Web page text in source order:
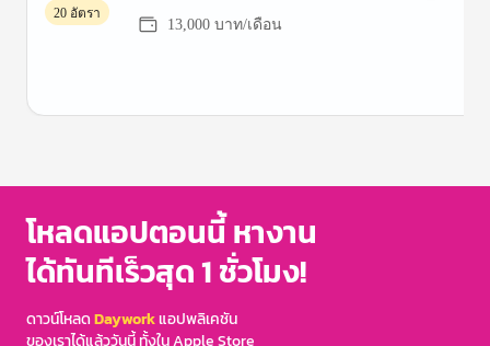
13,000 บาท/เดือน
20 อัตรา
of
โหลดแอปตอนนี้ หางาน
ได้ทันทีเร็วสุด 1 ชั่วโมง!
ดาวน์โหลดDayworkแอปพลิเคชัน
ของเราได้แล้ววันนี้ ทั้งใน Apple Store